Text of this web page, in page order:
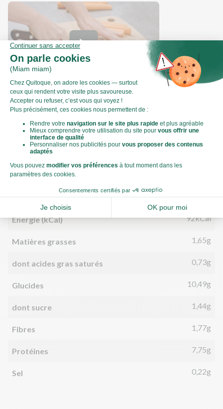
Comment couper une carotte en frites ?
Valeurs nutritionnelles
Par personne Pour 100g
Énergie (kJ) 385kJ
Énergie (kCal) 92kCal
Matières grasses 1,65g
dont acides gras saturés 0,73g
Glucides 10,49g
dont sucre 1,44g
Fibres 1,77g
Protéines 7,75g
Sel 0,22g